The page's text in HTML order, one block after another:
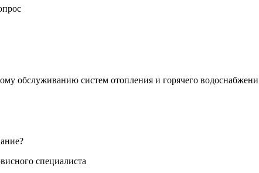
обслуживанию систем отопления и горячего
специалиста